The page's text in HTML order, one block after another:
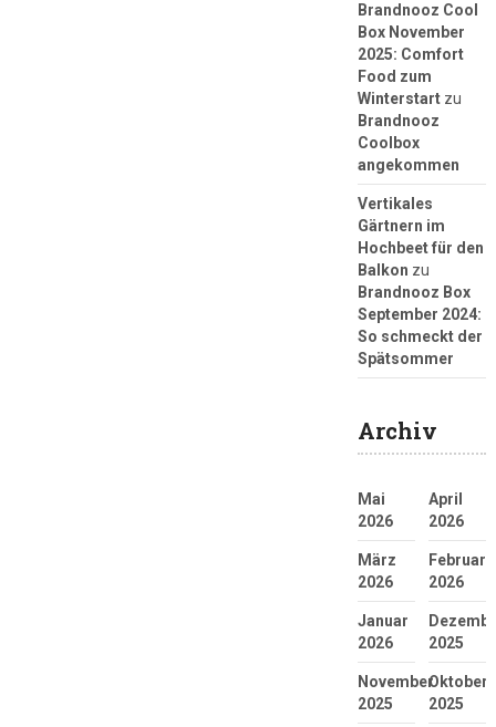
Brandnooz Cool
Box November
2025: Comfort
Food zum
Winterstartzu
Brandnooz
Coolbox
angekommen
Vertikales
Gärtnern im
Hochbeet für den
Balkon zu
Brandnooz Box
September 2024:
So schmeckt der
Spätsommer
Archiv
Mai
2026
April
2026
März
2026
Februar
2026
Januar
2026
2025
November
2025
Oktober
2025